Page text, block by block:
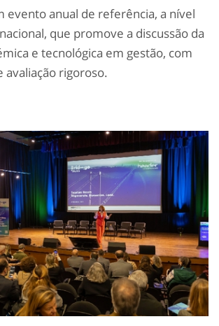
evento anual de referência, a nível
que promove a discussão da
e tecnológica em gestão, com
avaliação rigoroso.